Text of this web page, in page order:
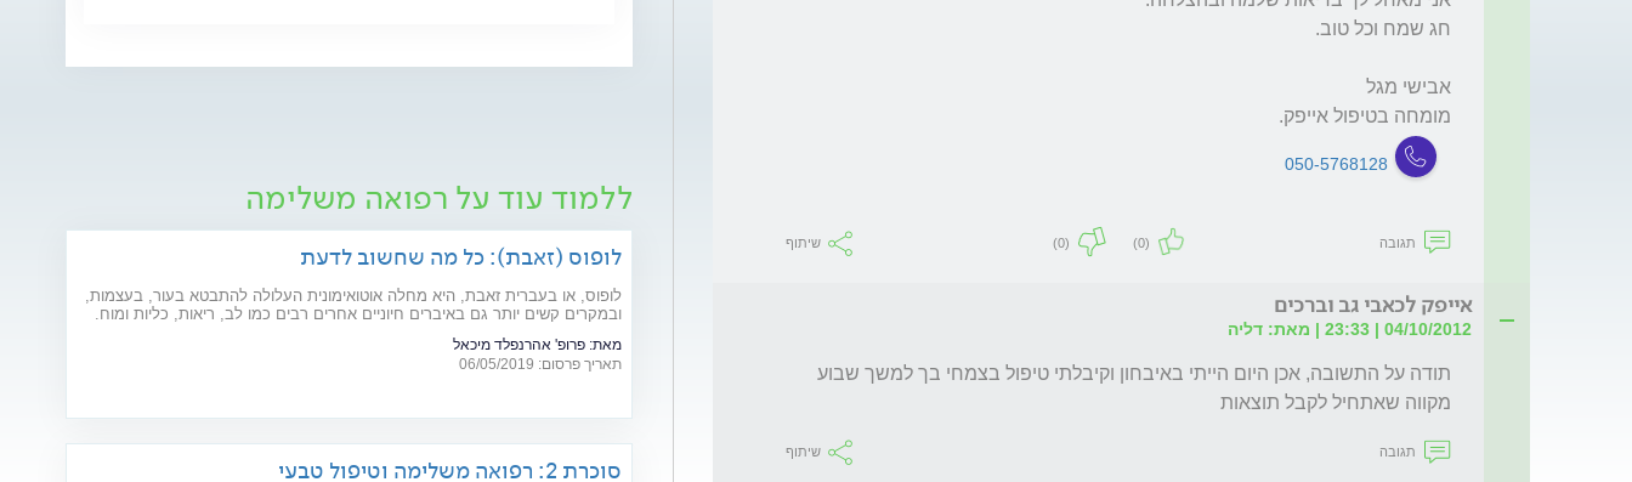
מומחה בטיפול אייפק.
050-5768128
תגובה (0)
(0) שיתוף
אייפק לכאבי גב וברכים
04/10/2012 | 23:33 | מאת: דליה
מקווה שאתחיל לקבל תוצאות
תגובה שיתוף
ללמוד עוד על רפואה משלימה
לופוס (זאבת): כל מה שחשוב לדעת
לופוס, או בעברית זאבת, היא מחלה אוטואימונית העלולה להתבטא בעור, בעצמות,
ובמקרים קשים יותר גם באיברים חיוניים אחרים רבים כמו לב, ריאות, כליות ומוח.
בשנים האחרונות? כתבה לרגל יום המודעות למחלה (10.5)
מאת: פרופ' אהרנפלד מיכאל
תאריך פרסום: 06/05/2019
סוכרת 2: רפואה משלימה וטיפול טבעי